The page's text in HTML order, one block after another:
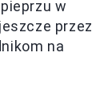
w
przez
na